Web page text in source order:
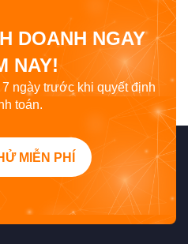
DOANH NGAY
NAY!
ngày trước khi quyết định
toán.
MIỄN PHÍ